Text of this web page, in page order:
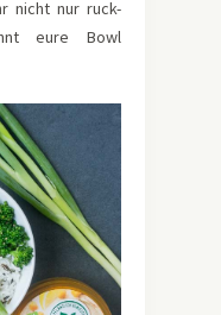
nicht nur ruck-
eure Bowl